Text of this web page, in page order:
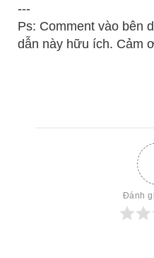
---
Ps: Comment vào bên
dẫn này hữu ích. Cảm
Đánh